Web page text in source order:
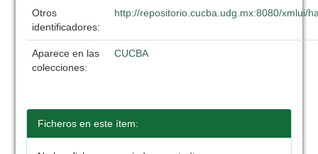
Otros
identificadores:
http://repositorio.cucba.udg.mx:8080/xmlui/
Aparece en las
colecciones:
CUCBA
Ficheros en este ítem: